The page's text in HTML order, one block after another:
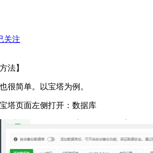
法】
很简单。以宝塔为例。
塔页面左侧打开：数据库